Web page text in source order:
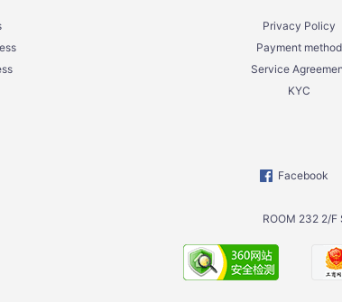
Privacy Policy
Payment method
Service
KYC
Facebook
ROOM 232 2/F